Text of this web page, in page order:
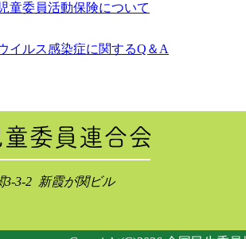
童委員活動保険について
イルス感染症に関するQ＆A
3-3-2 新霞が関ビル